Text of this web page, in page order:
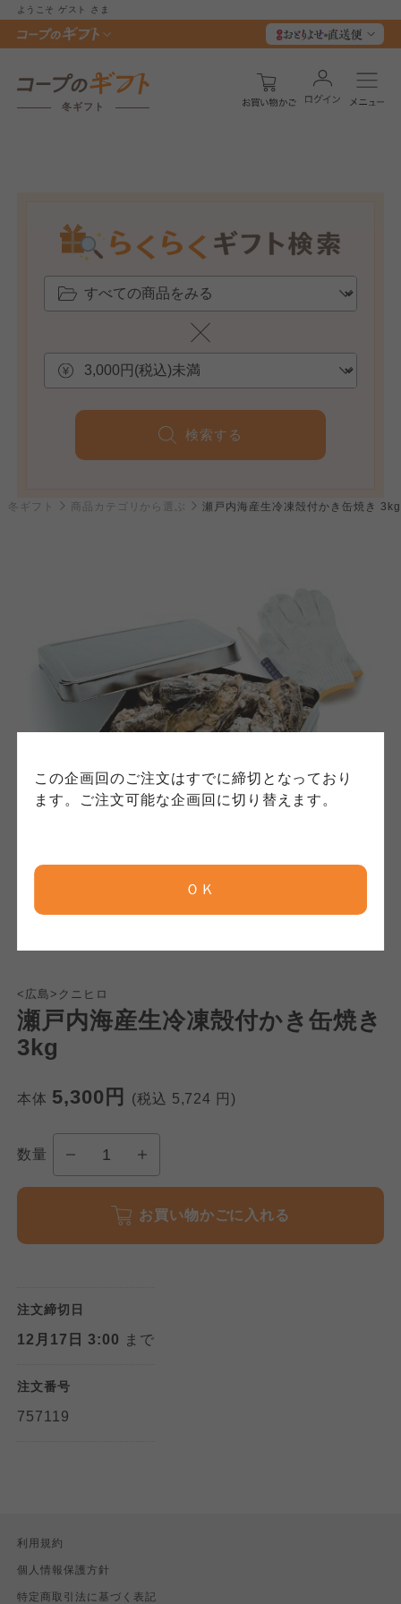
この企画回のご注文はすでに締切となっており
ます。ご注文可能な企画回に切り替えます。
ＯＫ
ようこそ ゲスト さま
冬ギフト
検索する
ギフト 商品カテゴリから選ぶ 瀬戸内海産生冷凍殻付かき缶焼き 3kg
<広島>クニヒロ
瀬戸内海産生冷凍殻付かき缶焼き
3kg
本体 5,300円 (税込 5,724 円)
数量
お買い物かごに入れる
注文締切日
12月17日 3:00 まで
注文番号
757119
利用規約
個人情報保護方針
特定商取引法に基づく表記
コープきんき事業連合が運営しています。ご自
身が加入されている生協が定める利用約款をご
確認のうえ、ご利用ください。なお、クチコミ
投稿については、利用約款の細則として規定さ
れています。
コープしが
ならコープ
よどがわ市民生協
個人情報保護方針について
連合、ならびに各生協の「個人情報保護方針」
にもどづいて、コープ事業連合が適切に管理を
おこなっています。
コープ事業連合、ならびに各生協の「個人情報
保護方針」については各生協のボタンをクリッ
クしてご確認ください。
コープしが
ならコープ
大阪いずみ市民生協
コープきんき事業連合が運営しています。販売
責任者は、それぞれご利用の生協となります。
各生協の「特定商取引法に基づく表記につい
て」については各生協のボタンをクリックして
ご確認ください。
コープしが
ならコープ
よどがわ市民生協